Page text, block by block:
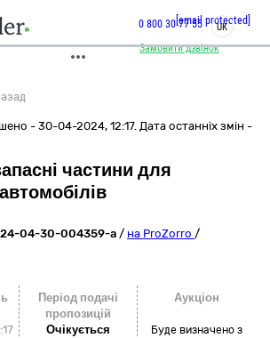
Замовити дзвінок
0 800 30 77 55[email protected]
UK
- 30-04-2024, 12:17. Дата останніх змін -
частини для
04-30-004359-a / на ProZorro /
Період подачі
пропозицій
Очікується
Аукціон
Буде визначено з